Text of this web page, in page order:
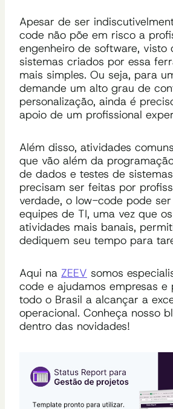
Apesar de ser
code não põe em risco a
engenheiro de software, visto
sistemas criados por essa
mais simples. Ou seja, para
demande um alto grau de
personalização, ainda é
apoio de um profissional
Além disso, atividades
que vão além da
de dados e testes de
precisam ser feitas por
verdade, o low-code pode
equipes de TI, uma vez que
atividades mais banais,
dediquem seu tempo para
Aqui na ZEEV somos
code e ajudamos empresas e
todo o Brasil a alcançar a
operacional. Conheça nosso
dentro das novidades!